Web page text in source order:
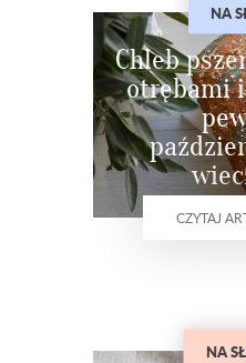
NA
Chleb
otrębami
CZYTAJ
NA